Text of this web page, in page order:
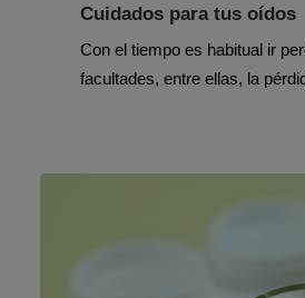
Cuidados para tus oídos
Con el tiempo es habitual ir
facultades, entre ellas, la